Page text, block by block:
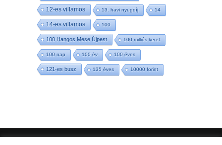
12-es villamos 13. havi nyugdíj 14
14-es villamos 100
100 Hangos Mese Újpest 100 milliós keret
100 nap 100 év 100 éves
121-es busz 135 éves 10000 forint